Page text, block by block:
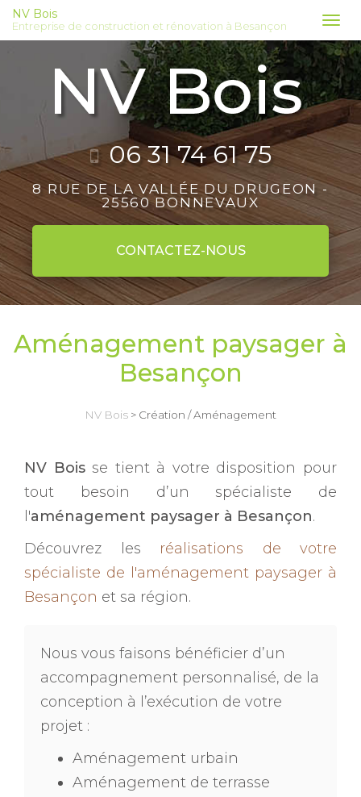
Aller
au
principal
NV Bois
Entreprise de construction et rénovation à Besançon
06 31 74 61 75
8 RUE DE LA VALLÉE DU DRUGEON -
25560 BONNEVAUX
CONTACTEZ-NOUS
Aménagement paysager à
Besançon
NV Bois > Création / Aménagement
NV Boisse tient à votre disposition pour
tout besoin d’un spécialiste de
l'aménagement paysager à Besançon.
Découvrez les réalisations de votre
spécialiste de l'aménagement paysager à
Besançon et sa région.
Nous vous faisons bénéficier d’un
accompagnement personnalisé, de la
conception à l’exécution de votre
projet :
Aménagement urbain
Aménagement de terrasse